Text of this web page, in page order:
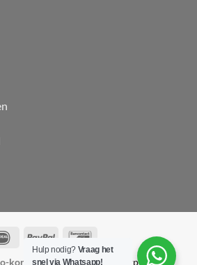
IDeal PayPal
korfbal.nl|Webshop ontwerp Lamper
Hulp nodig? Vraag het
snel via Whatsapp!